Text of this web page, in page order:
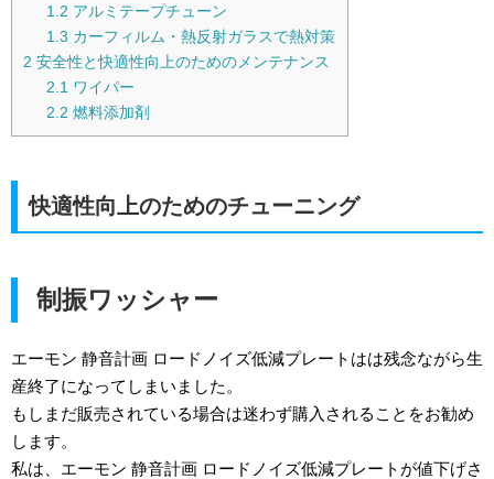
1.2 アルミテープチューン
1.3 カーフィルム・熱反射ガラスで熱対策
2 安全性と快適性向上のためのメンテナンス
2.1 ワイパー
2.2 燃料添加剤
快適性向上のためのチューニング
制振ワッシャー
エーモン 静音計画 ロードノイズ低減プレートはは残念ながら生
産終了になってしまいました。
もしまだ販売されている場合は迷わず購入されることをお勧め
します。
私は、エーモン 静音計画 ロードノイズ低減プレートが値下げさ